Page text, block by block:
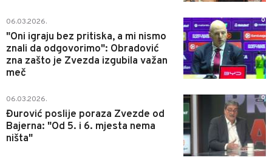
06.03.2026.
"Oni igraju bez pritiska, a mi nismo
znali da odgovorimo": Obradović
zna zašto je Zvezda izgubila važan
meč
0
06.03.2026.
Đurović poslije poraza Zvezde od
Bajerna: "Od 5. i 6. mjesta nema
ništa"
0